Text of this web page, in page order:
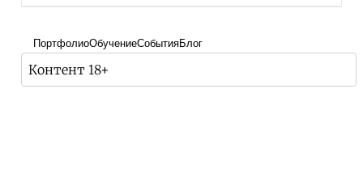
ПортфолиоОбучениеСобытияБлог
Контент 18+